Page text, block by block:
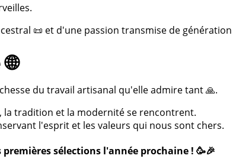
📜 et d'une passion transmise de génération
du travail artisanal qu'elle admire tant 🙏.
la tradition et la modernité se rencontrent.
l'esprit et les valeurs qui nous sont chers.
sélections l'année prochaine ! 🥳🎉